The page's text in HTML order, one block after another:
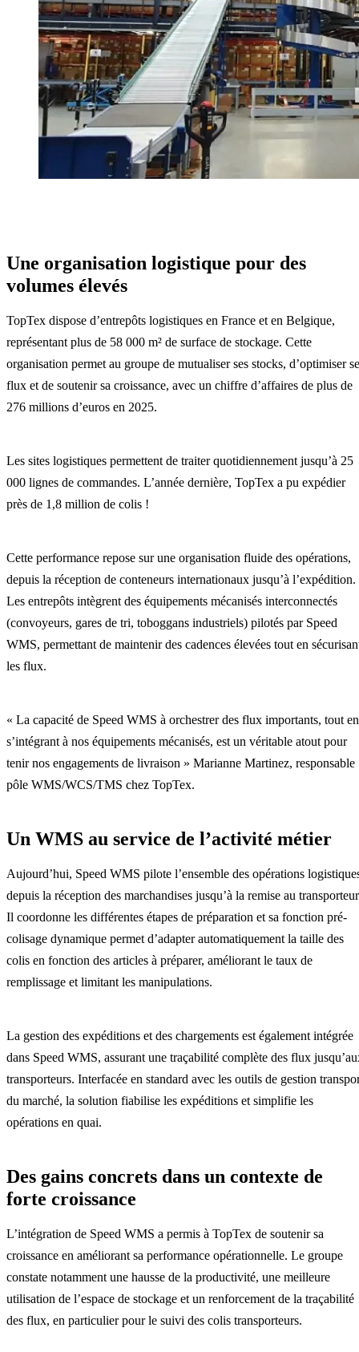
Une organisation logistique pour des
volumes élevés
TopTex dispose d’entrepôts logistiques en France et en Belgique,
représentant plus de 58 000 m² de surface de stockage. Cette
organisation permet au groupe de mutualiser ses stocks, d’optimiser
flux et de soutenir sa croissance, avec un chiffre d’affaires de plus de
276 millions d’euros en 2025.
Les sites logistiques permettent de traiter quotidiennement jusqu’à 25
000 lignes de commandes. L’année dernière, TopTex a pu expédier
près de 1,8 million de colis !
Cette performance repose sur une organisation fluide des opérations,
depuis la réception de conteneurs internationaux jusqu’à l’expédition.
Les entrepôts intègrent des équipements mécanisés interconnectés
(convoyeurs, gares de tri, toboggans industriels) pilotés par Speed
WMS, permettant de maintenir des cadences élevées tout en
les flux.
« La capacité de Speed WMS à orchestrer des flux importants, tout en
s’intégrant à nos équipements mécanisés, est un véritable atout pour
tenir nos engagements de livraison » Marianne Martinez, responsable
pôle WMS/WCS/TMS chez TopTex.
Un WMS au service de l’activité métier
Aujourd’hui, Speed WMS pilote l’ensemble des opérations
depuis la réception des marchandises jusqu’à la remise au
Il coordonne les différentes étapes de préparation et sa fonction pré-
colisage dynamique permet d’adapter automatiquement la taille des
colis en fonction des articles à préparer, améliorant le taux de
remplissage et limitant les manipulations.
La gestion des expéditions et des chargements est également intégrée
dans Speed WMS, assurant une traçabilité complète des flux
transporteurs. Interfacée en standard avec les outils de gestion
du marché, la solution fiabilise les expéditions et simplifie les
opérations en quai.
Des gains concrets dans un contexte de
forte croissance
L’intégration de Speed WMS a permis à TopTex de soutenir sa
croissance en améliorant sa performance opérationnelle. Le groupe
constate notamment une hausse de la productivité, une meilleure
utilisation de l’espace de stockage et un renforcement de la traçabilité
des flux, en particulier pour le suivi des colis transporteurs.